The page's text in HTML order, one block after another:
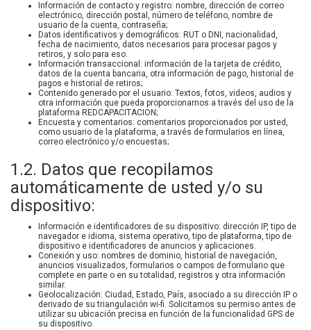
Información de contacto y registro: nombre, dirección de correo
electrónico, dirección postal, número de teléfono, nombre de
usuario de la cuenta, contraseña;
Datos identificativos y demográficos: RUT o DNI, nacionalidad,
fecha de nacimiento, datos necesarios para procesar pagos y
retiros, y solo para eso.
Información transaccional: información de la tarjeta de crédito,
datos de la cuenta bancaria, otra información de pago, historial de
pagos e historial de retiros;
Contenido generado por el usuario: Textos, fotos, videos, audios y
otra información que pueda proporcionarnos a través del uso de la
plataforma REDCAPACITACION;
Encuesta y comentarios: comentarios proporcionados por usted,
como usuario de la plataforma, a través de formularios en línea,
correo electrónico y/o encuestas;
1.2. Datos que recopilamos
automáticamente de usted y/o su
dispositivo:
Información e identificadores de su dispositivo: dirección IP, tipo de
navegador e idioma, sistema operativo, tipo de plataforma, tipo de
dispositivo e identificadores de anuncios y aplicaciones.
Conexión y uso: nombres de dominio, historial de navegación,
anuncios visualizados, formularios o campos de formulario que
complete en parte o en su totalidad, registros y otra información
similar.
Geolocalización: Ciudad, Estado, País, asociado a su dirección IP o
derivado de su triangulación wi-fi. Solicitamos su permiso antes de
utilizar su ubicación precisa en función de la funcionalidad GPS de
su dispositivo.